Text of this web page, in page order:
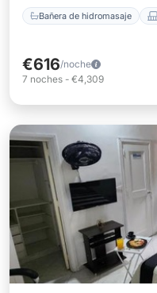
Bañera de hidromasaje
€616/noche
7 noches - €4,309